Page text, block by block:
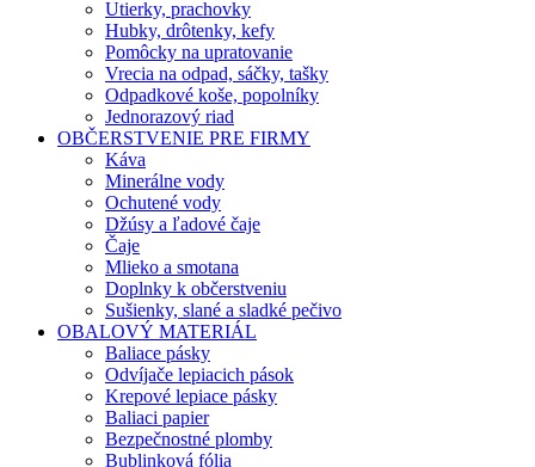
Utierky, prachovky
Hubky, drôtenky, kefy
Pomôcky na upratovanie
Vrecia na odpad, sáčky, tašky
Odpadkové koše, popolníky
Jednorazový riad
OBČERSTVENIE PRE FIRMY
Káva
Minerálne vody
Ochutené vody
Džúsy a ľadové čaje
Čaje
Mlieko a smotana
Doplnky k občerstveniu
Sušienky, slané a sladké pečivo
OBALOVÝ MATERIÁL
Baliace pásky
Odvíjače lepiacich pások
Krepové lepiace pásky
Baliaci papier
Bezpečnostné plomby
Bublinková fólia